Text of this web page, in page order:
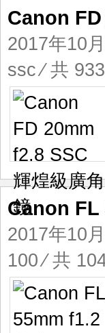
Canon
2017年10
ssc⁄ 共
Canon FL
2017年10
100⁄ 共